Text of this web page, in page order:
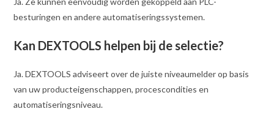
besturingen en andere automatiseringssystemen.
Kan DEXTOOLS helpen bij de selectie?
Ja. DEXTOOLS adviseert over de juiste niveaumelder op basis
van uw producteigenschappen, procescondities en
automatiseringsniveau.